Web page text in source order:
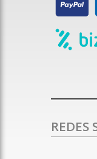
REDES